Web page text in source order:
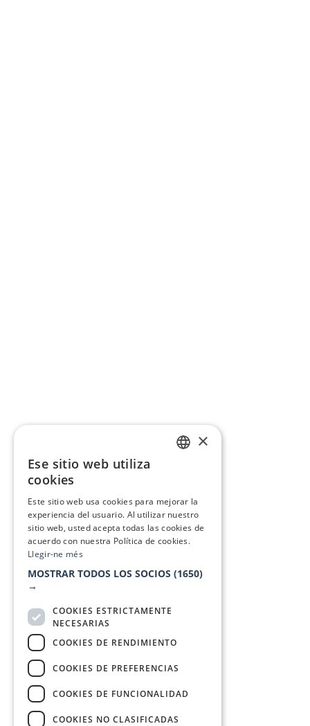
×
Ese sitio web utiliza
cookies
Este sitio web usa cookies para mejorar la
experiencia del usuario. Al utilizar nuestro
sitio web, usted acepta todas las cookies de
acuerdo con nuestra Política de cookies.
Llegir-ne més
MOSTRAR TODOS LOS SOCIOS (1650)
→
COOKIES ESTRICTAMENTE
NECESARIAS
COOKIES DE RENDIMIENTO
COOKIES DE PREFERENCIAS
COOKIES DE FUNCIONALIDAD
COOKIES NO CLASIFICADAS